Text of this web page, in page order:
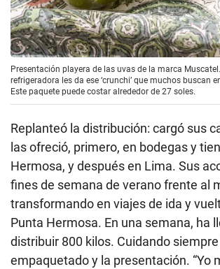
Presentación playera de las uvas de la marca
refrigeradora les da ese ‘crunchi’ que muchos buscan
Este paquete puede costar alrededor de 27 soles.
Replanteó la distribución: cargó sus
las ofreció, primero, en bodegas y
Hermosa, y después en Lima. Sus
fines de semana de verano frente al
transformando en viajes de ida y
Punta Hermosa. En una semana, ha
distribuir 800 kilos. Cuidando siempre
empaquetado y la presentación. “Yo